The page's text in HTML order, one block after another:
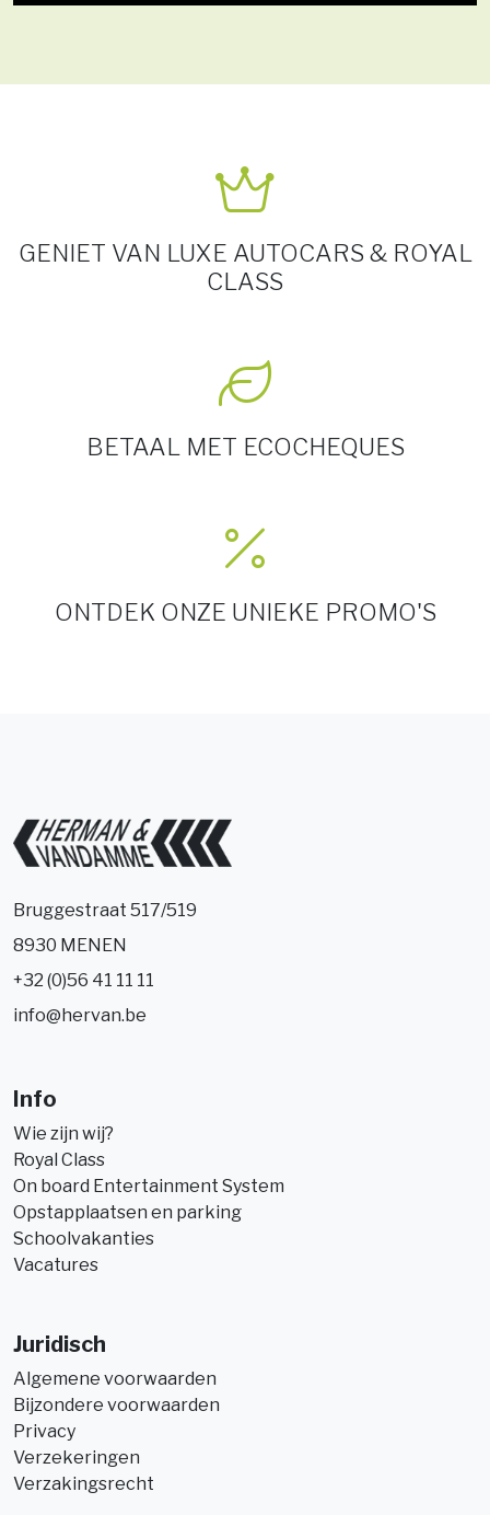
GENIET VAN LUXE AUTOCARS & ROYAL
CLASS
BETAAL MET ECOCHEQUES
ONTDEK ONZE UNIEKE PROMO'S
Bruggestraat 517/519
8930 MENEN
+32 (0)56 41 11 11
info@hervan.be
Info
Wie zijn wij?
Royal Class
On board Entertainment System
Opstapplaatsen en parking
Schoolvakanties
Vacatures
Juridisch
Algemene voorwaarden
Bijzondere voorwaarden
Privacy
Verzekeringen
Verzakingsrecht